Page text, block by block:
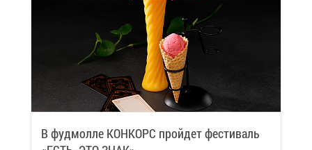
В фуд­мол­ле КОН­КОРС прой­дет фе­сти­валь